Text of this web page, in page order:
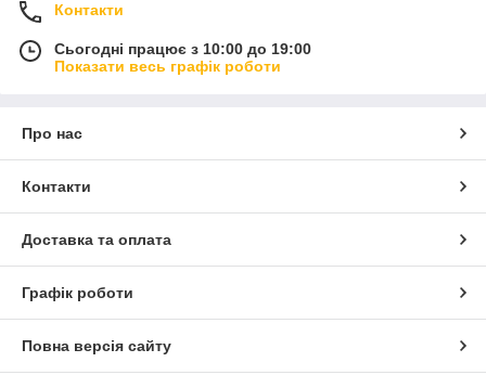
Контакти
Сьогодні працює з 10:00 до 19:00
Показати весь графік роботи
Про нас
Контакти
Доставка та оплата
Графік роботи
Повна версія сайту